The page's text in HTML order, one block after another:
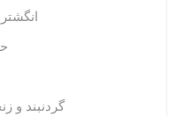
گردنبند و